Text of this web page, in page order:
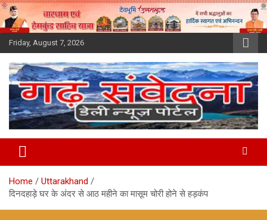
Skip
to
content
Friday, August 7, 2026
Home
Uttarakhand
दिनदहाड़े घर के अंदर से आठ महीने का मासूम चोरी होने से हड़कंप